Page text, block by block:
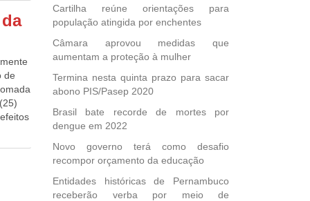
de
pp)
de
O
do
da
de
Cartilha reúne orientações para
população atingida por enchentes
Câmara aprovou medidas que
aumentam a proteção à mulher
Termina nesta quinta prazo para sacar
abono PIS/Pasep 2020
Brasil bate recorde de mortes por
dengue em 2022
Novo governo terá como desafio
recompor orçamento da educação
Entidades históricas de Pernambuco
receberão verba por meio de